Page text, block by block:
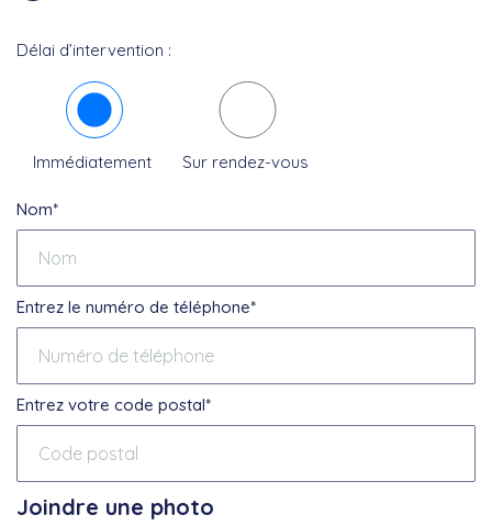
Délai d’intervention :
Immédiatement Sur rendez-vous
Nom*
Entrez le numéro de téléphone*
Entrez votre code postal*
Joindre une photo